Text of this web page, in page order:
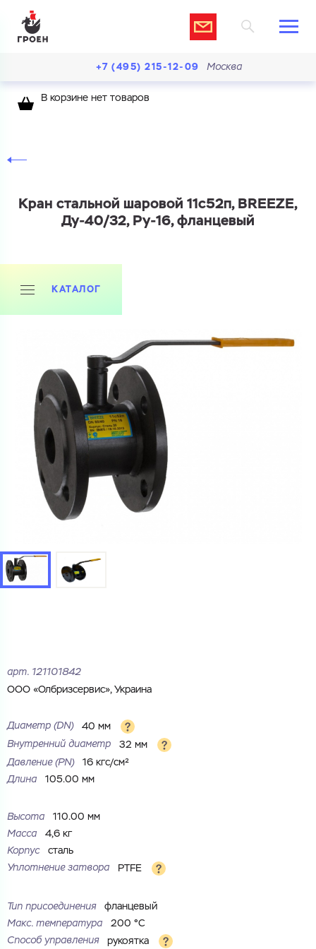
Купить как физ. лицо
Имя
Город
Cоглашаюсь на обработку
Номер телефона
Перечислите товары, которые вас интересуют
и укажите какую информацию вы хотите по ним
получить. Мы свяжемся с вами в ближайшее время.
Запросить КП
Запросить Счёт
Имя
Номер телефона
ЗАГРУЗИТЬ
Файл с реквизитами огранизации (любой формат, макс. 20
+7 (495) 215-12-09 Москва
В корзине нет товаров
Кран стальной шаровой 11с52п, BREEZE,
Ду-40/32, Ру-16, фланцевый
КАТАЛОГ
арт. 121101842
ООО «Олбризсервис», Украина
Диаметр (DN)
40 мм
Внутренний диаметр
32 мм
Давление (РN)
16 кгс/см²
Длина
105.00 мм
Высота
110.00 мм
Масса
4,6 кг
Корпус
сталь
Уплотнение затвора
PTFE
Тип присоединения
фланцевый
Макс. температура
200 °С
Способ управления
рукоятка